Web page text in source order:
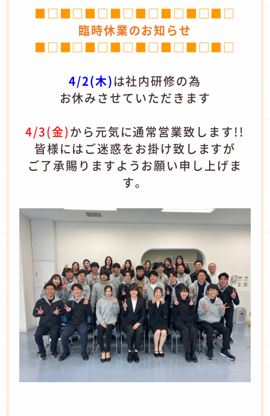
■□■□■□■□■□■□■□■□
臨時休業のお知らせ
■□■□■□■□■□■□■□■□
4/2(木)は社内研修の為
お休みさせていただきます
4/3(金)から元気に通常営業致します!!
皆様にはご迷惑をお掛け致しますが
ご了承賜りますようお願い申し上げま
す。